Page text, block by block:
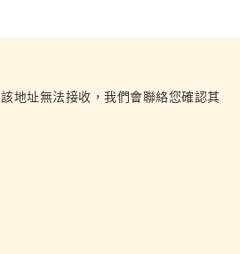
地址無法接收，我們會聯絡您確認其